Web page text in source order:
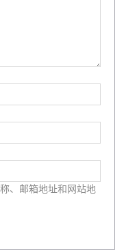
、邮箱地址和网站地